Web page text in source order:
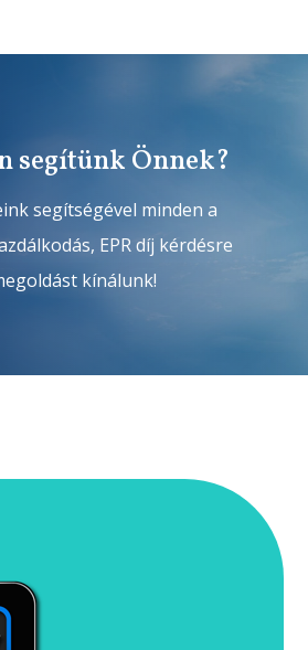
segítünk Önnek?
segítségével minden a
EPR díj kérdésre
kínálunk!